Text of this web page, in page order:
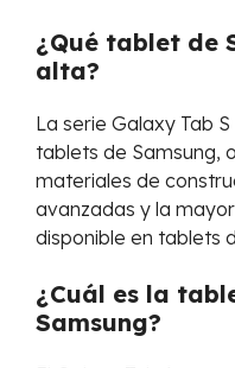
¿Qué tablet de
alta?
La serie Galaxy Tab
tablets de Samsung,
materiales de
avanzadas y la
disponible en tablets
¿Cuál es la
Samsung?